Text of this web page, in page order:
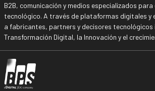
B2B, comunicación y medios especializados para
tecnológico. A través de plataformas digitales y
a fabricantes, partners y decisores tecnológicos
Transformación Digital, la Innovación y el